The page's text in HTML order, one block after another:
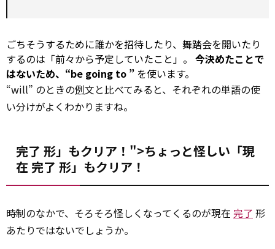
ごちそうするために誰かを招待したり、舞踏会を開いたり
するのは「前々から予定していたこと」。 今決めたことで
はないため、“be going to ” を使います。
“will” のときの例文と比べてみると、それぞれの単語の使
い分けがよくわかりますね。
完了 形」もクリア！">ちょっと怪しい「現
在 完了 形」もクリア！
時制のなかで、そろそろ怪しくなってくるのが現在 完了 形
あたりではないでしょうか。